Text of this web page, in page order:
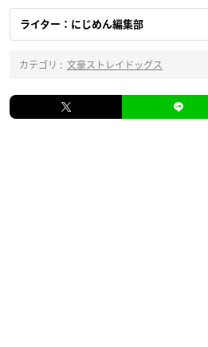
ライター：にじめん編集部
カテゴリ : 文豪ストレイドッグス